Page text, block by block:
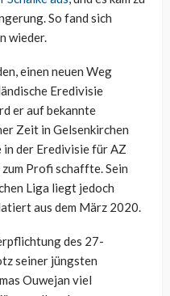
So fand sich
wieder.
einen neuen Weg
Eredivisie
er auf bekannte
Zeit in Gelsenkirchen
der Eredivisie für AZ
Profi schaffte. Sein
Liga liegt jedoch
aus dem März 2020.
des 27-
seiner jüngsten
Ouwejan viel